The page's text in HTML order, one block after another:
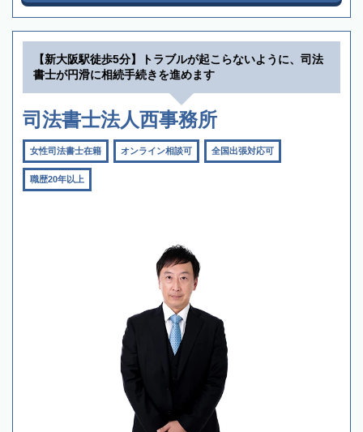
【新大阪駅徒歩5分】トラブルが起こらないように、司法
書士が円滑に相続手続きを進めます
司法書士法人西事務所
女性司法書士在籍 オンライン相談可 全国出張対応可
職歴20年以上